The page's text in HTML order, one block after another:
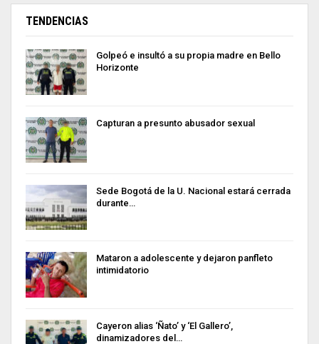
TENDENCIAS
Golpeó e insultó a su propia madre en Bello
Horizonte
Capturan a presunto abusador sexual
Sede Bogotá de la U. Nacional estará cerrada
durante…
Mataron a adolescente y dejaron panfleto
intimidatorio
Cayeron alias ‘Ñato’ y ‘El Gallero’,
dinamizadores del…